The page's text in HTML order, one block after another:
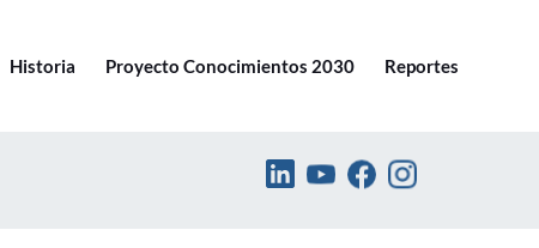
Historia Proyecto Conocimientos 2030 Reportes